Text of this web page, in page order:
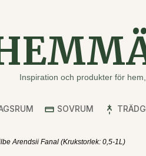
Inspiration och produkter för
SOVRUM
Arendsii Fanal (Krukstorlek: 0,5-1L)